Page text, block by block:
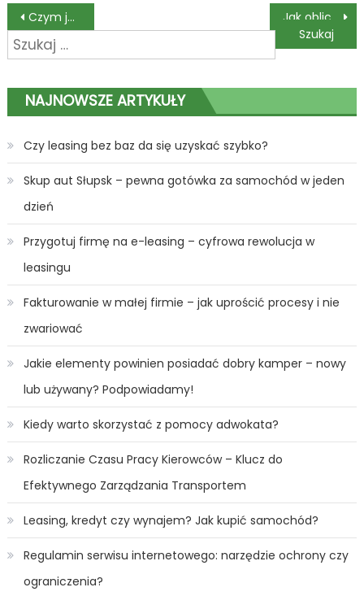
Nawigacja
wpisu
Czym jest Smart Kid Belt?
Szukaj:
NAJNOWSZE ARTYKUŁY
Czy leasing bez baz da się uzyskać szybko?
Skup aut Słupsk – pewna gotówka za samochód w jeden
dzień
Przygotuj firmę na e-leasing – cyfrowa rewolucja w
leasingu
Fakturowanie w małej firmie – jak uprościć procesy i nie
zwariować
Jakie elementy powinien posiadać dobry kamper – nowy
lub używany? Podpowiadamy!
Kiedy warto skorzystać z pomocy adwokata?
Rozliczanie Czasu Pracy Kierowców – Klucz do
Efektywnego Zarządzania Transportem
Leasing, kredyt czy wynajem? Jak kupić samochód?
Regulamin serwisu internetowego: narzędzie ochrony czy
ograniczenia?